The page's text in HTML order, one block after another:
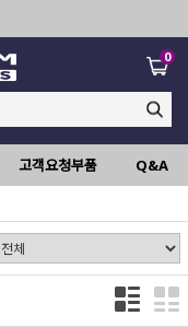
0
고객요청부품 Q&A